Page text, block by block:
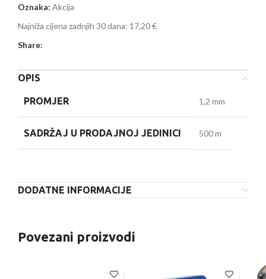
Oznaka: Akcija
Najniža cijena zadnjih 30 dana: 17,20 €
Share:
OPIS
PROMJER 1,2 mm
SADRŽAJ U PRODAJNOJ JEDINICI 500 m
DODATNE INFORMACIJE
Povezani proizvodi